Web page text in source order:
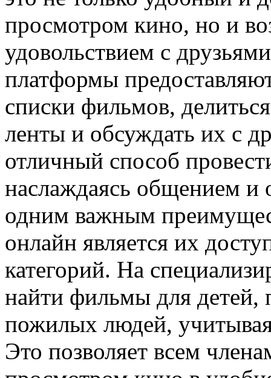
просмотром кино, но и
удовольствием с
платформы
списки фильмов,
ленты и обсуждать их с
отличный способ
наслаждаясь общением
одним важным
онлайн является их
категорий. На
найти фильмы для детей,
пожилых людей,
Это позволяет всем